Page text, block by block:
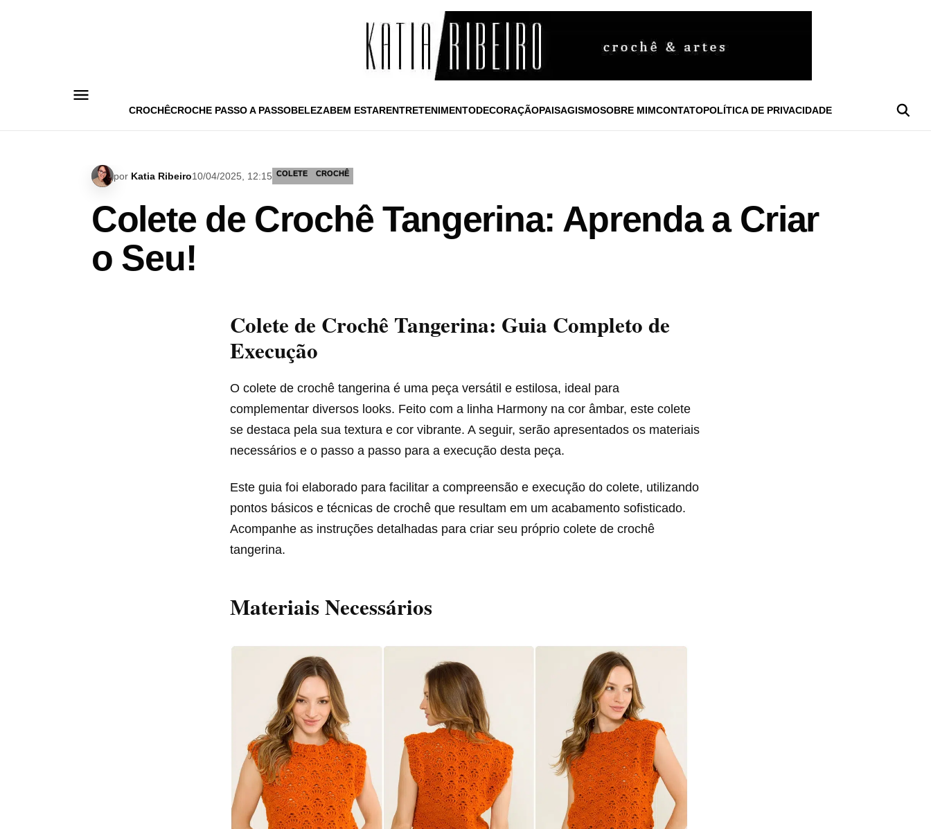
CROCHÊCROCHE PASSO A PASSOBELEZABEM ESTARENTRETENIMENTODECORAÇÃOPAISAGISMOSOBRE MIMCONTATOPOLÍTICA DE PRIVACIDADE
por Katia Ribeiro10/04/2025, 12:15 COLETE CROCHÊ
Colete de Crochê Tangerina: Aprenda a Criar
o Seu!
Colete de Crochê Tangerina: Guia Completo de
Execução
O colete de crochê tangerina é uma peça versátil e estilosa, ideal para
complementar diversos looks. Feito com a linha Harmony na cor âmbar, este colete
se destaca pela sua textura e cor vibrante. A seguir, serão apresentados os materiais
necessários e o passo a passo para a execução desta peça.
Este guia foi elaborado para facilitar a compreensão e execução do colete, utilizando
pontos básicos e técnicas de crochê que resultam em um acabamento sofisticado.
Acompanhe as instruções detalhadas para criar seu próprio colete de crochê
tangerina.
Materiais Necessários